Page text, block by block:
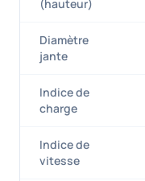
(hauteur)
Diamètre
jante
Indice de
charge
Indice de
vitesse